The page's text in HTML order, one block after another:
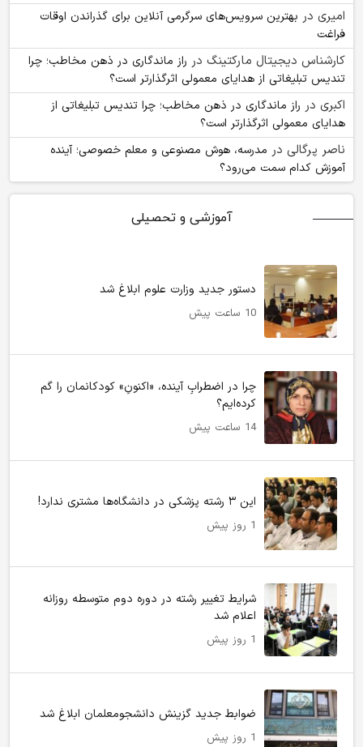
امیری در بهترین سرویس‌های سرگرمی آنلاین برای گذراندن اوقات
فراغت
کارشناس دیجیتال مارکتینگ در راز ماندگاری در ذهن مخاطب؛ چرا
تندیس تبلیغاتی از هدایای معمولی اثرگذارتر است؟
اکبری در راز ماندگاری در ذهن مخاطب؛ چرا تندیس تبلیغاتی از
هدایای معمولی اثرگذارتر است؟
ناصر پرگالی در مدرسه، هوش مصنوعی و معلم خصوصی؛ آینده
آموزش کدام سمت می‌رود؟
آموزشی و تحصیلی
دستور جدید وزارت علوم ابلاغ شد
10 ساعت پیش
چرا در اضطرابِ آینده، «اکنونِ» کودکانمان را گم
کرده‌ایم؟
14 ساعت پیش
این ۳ رشته پزشکی در دانشگاه‌ها مشتری ندارد!
1 روز پیش
شرایط تغییر رشته در دوره دوم متوسطه روزانه
اعلام شد
1 روز پیش
ضوابط جدید گزینش دانشجومعلمان ابلاغ شد
1 روز پیش